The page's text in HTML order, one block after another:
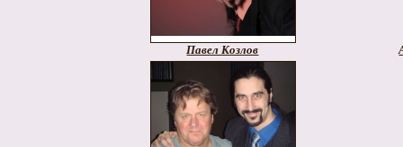
Павел Козлов